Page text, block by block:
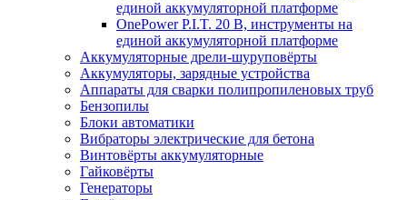
единой аккумуляторной платформе
OnePower P.I.T. 20 В, инструменты на
единой аккумуляторной платформе
Аккумуляторные дрели-шуруповёрты
Аккумуляторы, зарядные устройства
Аппараты для сварки полипропиленовых труб
Бензопилы
Блоки автоматики
Вибраторы электрические для бетона
Винтовёрты аккумуляторные
Гайковёрты
Генераторы